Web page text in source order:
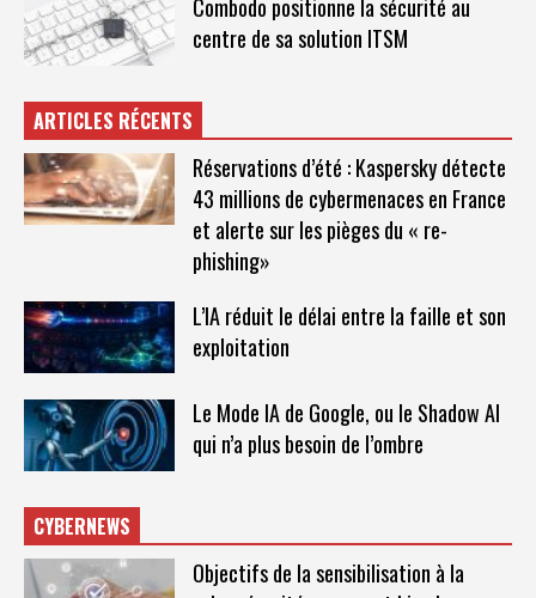
Combodo positionne la sécurité au
centre de sa solution ITSM
ARTICLES RÉCENTS
Réservations d’été : Kaspersky détecte
43 millions de cybermenaces en France
et alerte sur les pièges du « re-
phishing»
L’IA réduit le délai entre la faille et son
exploitation
Le Mode IA de Google, ou le Shadow AI
qui n’a plus besoin de l’ombre
CYBERNEWS
Objectifs de la sensibilisation à la